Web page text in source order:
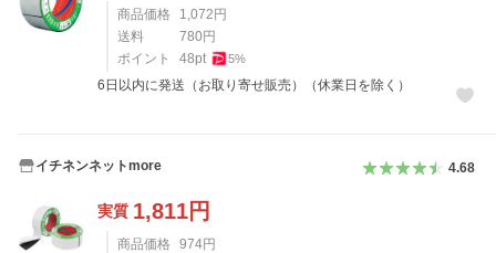
商品価格 1,072 円
送料
780 円
ポイント
48pt 5%
6日以内に発送（お取り寄せ販売）（休業日を除く）
イチネンネットmore 4.68
実質 1,811円
商品価格 974円